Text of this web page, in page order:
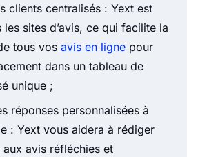
clients centralisés : Yext est
les sites d’avis, ce qui facilite la
tous vos avis en ligne pour
dans un tableau de
unique ;
réponses personnalisées à
: Yext vous aidera à rédiger
avis réfléchies et